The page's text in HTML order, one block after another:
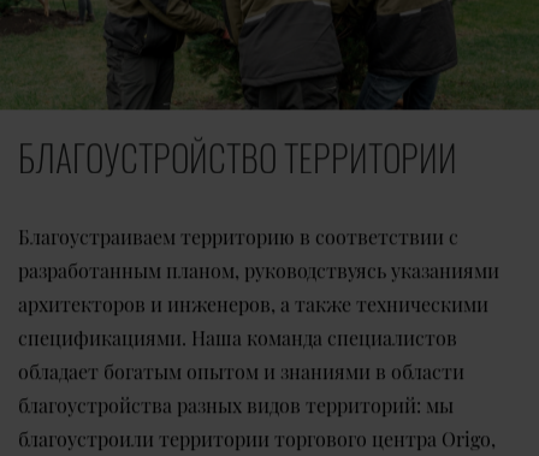
БЛАГОУСТРОЙСТВО ТЕРРИТОРИИ
Благоустраиваем территорию в соответствии с
разработанным планом, руководствуясь указаниями
архитекторов и инженеров, а также техническими
спецификациями. Наша команда специалистов
обладает богатым опытом и знаниями в области
благоустройства разных видов территорий: мы
благоустроили территории торгового центра Origo,